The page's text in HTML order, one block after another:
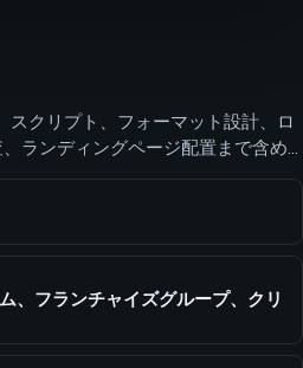
スクリプト、フォーマット設計、ロ
ランディングページ配置まで含め
仕立て、制作前に計画を確定しま
ー、ローカリゼーション、ショー
ィングページ用映像を支えるAI映像
、フランチャイズグループ、クリ